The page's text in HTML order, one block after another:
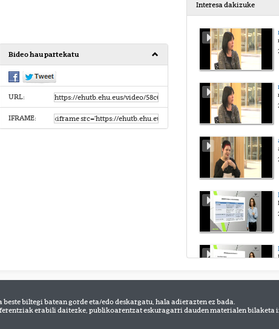
Bideo hau partekatu
URL:
IFRAME:
Interesa dakizuke
biltegi batean gorde eta/edo deskargatu, hala adierazten ez bada.
erabili daitezke, publikoarentzat eskuragarri dauden materialen bilaketa